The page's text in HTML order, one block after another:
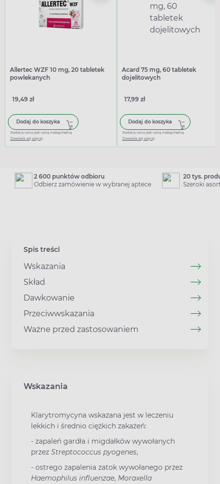
Allertec WZF 10 mg, 20 tabletek
powlekanych
19,49 zł
Dodaj do koszyka
Podana cena jest ceną maksymalną
Dowiedz się więcej
Acard 75 mg, 60 tabletek
dojelitowych
17,99 zł
Dodaj do koszyka
Podana cena jest ceną maksymalną
Dowiedz się więcej
2 600 punktów odbioru
Odbierz zamówienie w wybranej aptece
20 tys.
Szeroki
Spis treści
Wskazania
Skład
Dawkowanie
Przeciwwskazania
Ważne przed zastosowaniem
Wskazania
Klarytromycyna wskazana jest w leczeniu
lekkich i średnio ciężkich zakażeń:
- zapaleń gardła i migdałków wywołanych
przez Streptococcus pyogenes,
- ostrego zapalenia zatok wywołanego przez
Haemophilus influenzae, Moraxella